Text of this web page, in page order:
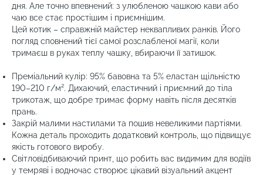
дня. Але точно впевнений: з улюбленою чашкою кави або
чаю все стає простішим і приємнішим.
Цей котик – справжній майстер неквапливих ранків. Його
погляд сповнений тієї самої розслабленої магії, коли
тримаєш в руках теплу чашку, вбираючи її затишок.
Преміальний кулір: 95% бавовна та 5% еластан щільністю
190–210 г/м². Дихаючий, еластичний і приємний до тіла
трикотаж, що добре тримає форму навіть після десятків
прань.
Закрій малими настилами та пошив невеликими партіями.
Кожна деталь проходить додатковий контроль, що підвищує
якість готового виробу.
Світловідбиваючий принт, що робить вас видимим для водіїв
у темряві і водночас створює цікавий візуальний акцент